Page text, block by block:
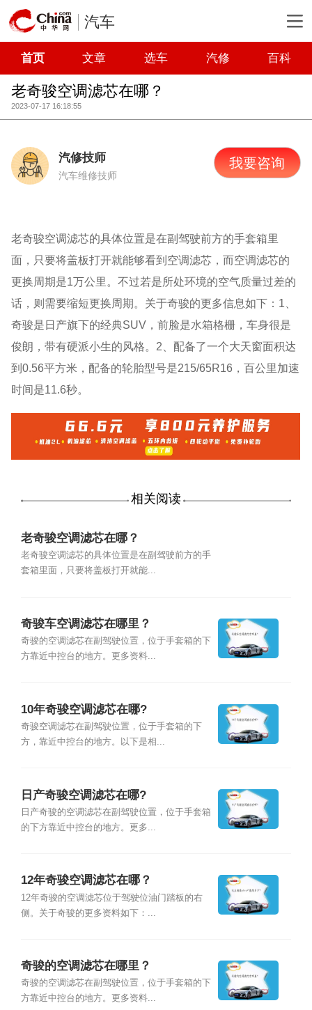
汽车
首页 文章 选车 汽修 百科
老奇骏空调滤芯在哪？
2023-07-17 16:18:55
汽修技师
汽车维修技师
我要咨询
老奇骏空调滤芯的具体位置是在副驾驶前方的手套箱里
面，只要将盖板打开就能够看到空调滤芯，而空调滤芯的
更换周期是1万公里。不过若是所处环境的空气质量过差的
话，则需要缩短更换周期。关于奇骏的更多信息如下：1、
奇骏是日产旗下的经典SUV，前脸是水箱格栅，车身很是
俊朗，带有硬派小生的风格。2、配备了一个大天窗面积达
到0.56平方米，配备的轮胎型号是215/65R16，百公里加速
时间是11.6秒。
相关阅读
老奇骏空调滤芯在哪？
老奇骏空调滤芯的具体位置是在副驾驶前方的手
套箱里面，只要将盖板打开就能...
奇骏车空调滤芯在哪里？
奇骏的空调滤芯在副驾驶位置，位于手套箱的下
方靠近中控台的地方。更多资料...
10年奇骏空调滤芯在哪?
奇骏空调滤芯在副驾驶位置，位于手套箱的下
方，靠近中控台的地方。以下是相...
日产奇骏空调滤芯在哪?
日产奇骏的空调滤芯在副驾驶位置，位于手套箱
的下方靠近中控台的地方。更多...
12年奇骏空调滤芯在哪？
12年奇骏的空调滤芯位于驾驶位油门踏板的右
侧。关于奇骏的更多资料如下：...
奇骏的空调滤芯在哪里？
奇骏的空调滤芯在副驾驶位置，位于手套箱的下
方靠近中控台的地方。更多资料...